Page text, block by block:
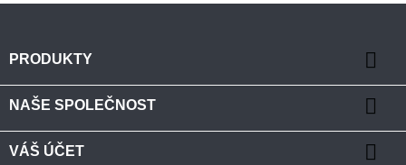
PRODUKTY 
NAŠE SPOLEČNOST 
VÁŠ ÚČET 